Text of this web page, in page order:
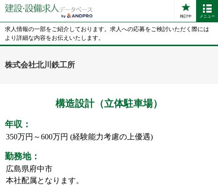
検討中 メニュー
求人情報の一部をご紹介しております。求人への応募をご検討いただく際には
より詳細な内容をお伝えいたします。
株式会社北川鉄工所
構造設計（立体駐車場）
年収：
350万円～600万円 (経験能力考慮の上優遇)
勤務地：
広島県府中市
本社配属となります。